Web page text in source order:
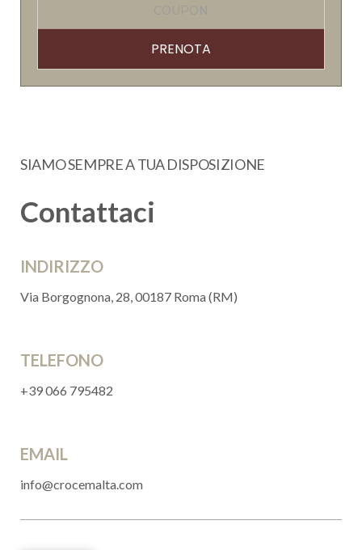
PRENOTA
SIAMO SEMPRE A TUA DISPOSIZIONE
Contattaci
INDIRIZZO
Via Borgognona, 28, 00187 Roma (RM)
TELEFONO
+39 066 795482
EMAIL
info@crocemalta.com